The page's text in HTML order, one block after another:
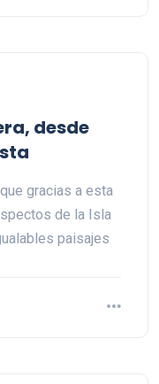
desde
gracias a esta
de la Isla
paisajes